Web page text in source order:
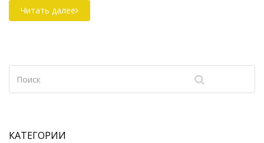
сюрпризов до вопиющих условий. Оказывается,
чистота и сервис не всегда гарантированы, даже
если вам всё же не повезло. Эти советы помогут
сохранить ваше путешествие от разочарований.
Читать далее
КАТЕГОРИИ